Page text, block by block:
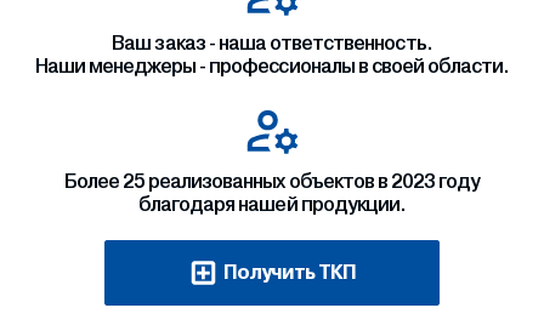
Ваш заказ - наша ответственность.
Наши менеджеры - профессионалы в своей области.
Более 25 реализованных объектов в 2023 году
благодаря нашей продукции.
Получить ТКП